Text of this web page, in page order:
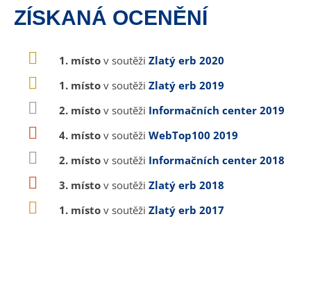
ZÍSKANÁ OCENĚNÍ
1. místo v soutěži Zlatý erb 2020
1. místo v soutěži Zlatý erb 2019
2. místo v soutěži Informačních center 2019
4. místo v soutěži WebTop100 2019
2. místo v soutěži Informačních center 2018
3. místo v soutěži Zlatý erb 2018
1. místo v soutěži Zlatý erb 2017